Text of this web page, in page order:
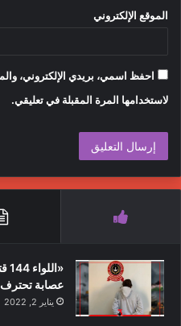
الموقع الإلكتروني
احفظ اسمي، بريدي الإلكتروني،
لاستخدامها المرة المقبلة في تعليقي.
عصابة
يناير 2, 2022